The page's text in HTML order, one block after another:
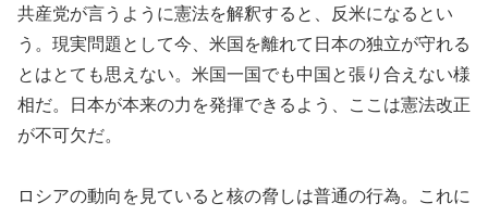
共産党が言うように憲法を解釈すると、反米になるとい
う。現実問題として今、米国を離れて日本の独立が守れる
とはとても思えない。米国一国でも中国と張り合えない様
相だ。日本が本来の力を発揮できるよう、ここは憲法改正
が不可欠だ。
ロシアの動向を見ていると核の脅しは普通の行為。これに